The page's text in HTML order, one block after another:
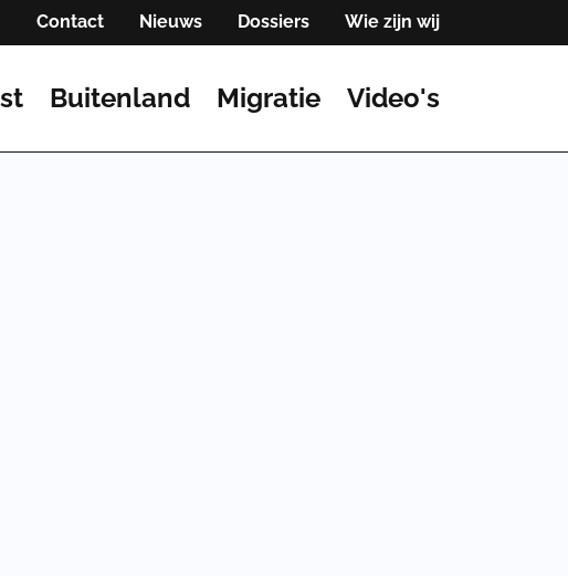
Contact Nieuws Dossiers Wie zijn wij
Buitenland Migratie Video's